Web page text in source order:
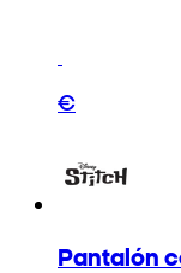
€
Pantalón